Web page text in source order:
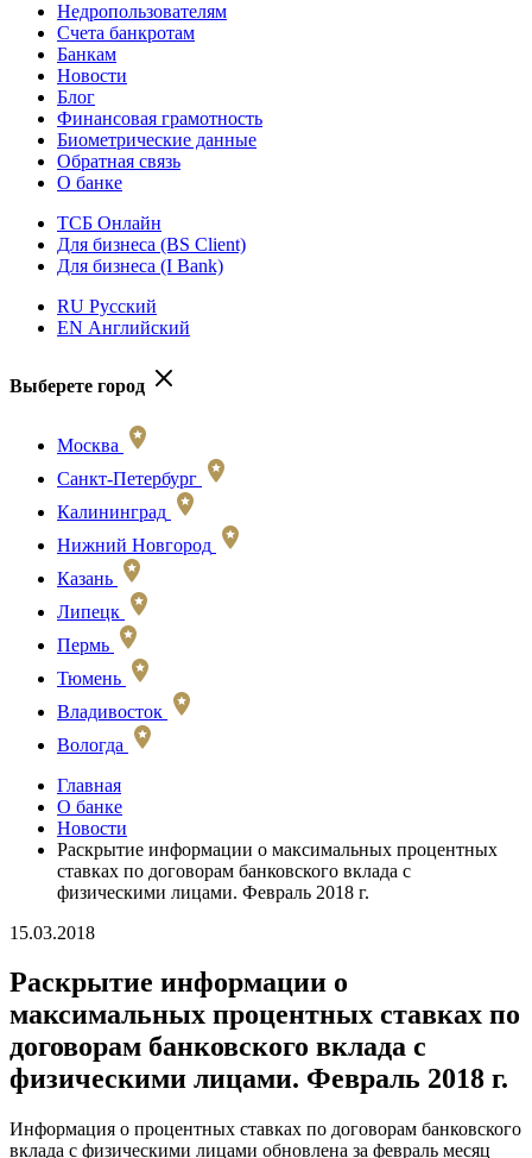
Недропользователям
Счета банкротам
Банкам
Новости
Блог
Финансовая грамотность
Биометрические данные
Обратная связь
О банке
ТСБ Онлайн
Для бизнеса (BS Client)
Для бизнеса (I Bank)
RU Русский
EN Английский
Выберете город
Москва
Санкт-Петербург
Калининград
Нижний Новгород
Казань
Липецк
Пермь
Тюмень
Владивосток
Вологда
Главная
О банке
Новости
Раскрытие информации о максимальных процентных
ставках по договорам банковского вклада с
физическими лицами. Февраль 2018 г.
15.03.2018
Раскрытие информации о
максимальных процентных ставках по
договорам банковского вклада с
физическими лицами. Февраль 2018 г.
Информация о процентных ставках по договорам банковского
вклада с физическими лицами обновлена за февраль месяц